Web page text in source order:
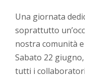
Una giornata
soprattutto
nostra comunità
Sabato 22
tutti i